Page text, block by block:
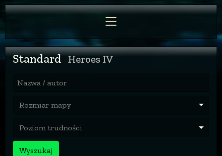
Standard Heroes IV
Nazwa / autor
Rozmiar mapy
Poziom trudności
Wyszukaj